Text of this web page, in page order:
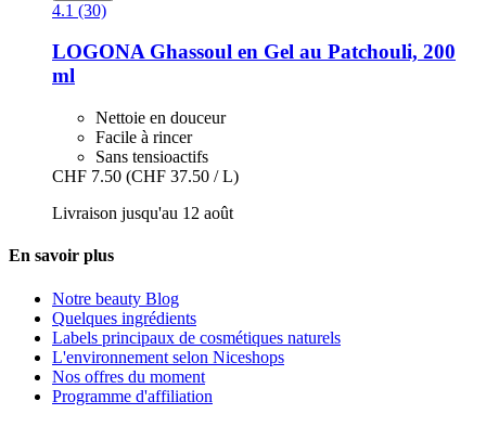
4.1 (30)
LOGONAGhassoul en Gel au Patchouli, 200
ml
Nettoie en douceur
Facile à rincer
Sans tensioactifs
CHF 7.50 (CHF 37.50 / L)
Livraison jusqu'au 12 août
En savoir plus
Notre beauty Blog
Quelques ingrédients
Labels principaux de cosmétiques naturels
L'environnement selon Niceshops
Nos offres du moment
Programme d'affiliation